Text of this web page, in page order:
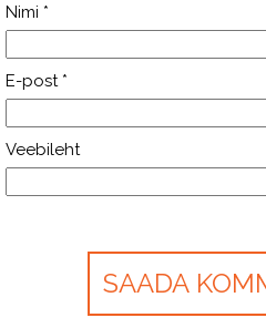
Nimi *
E-post *
Veebileht